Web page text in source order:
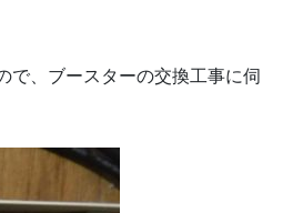
で、ブースターの交換工事に伺